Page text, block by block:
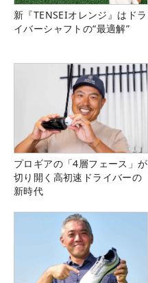
新『TENSEIオレンジ』はドラ
イバーシャフトの“最適解”
プロギアの「4層フェース」が
切り開く高初速ドライバーの
新時代